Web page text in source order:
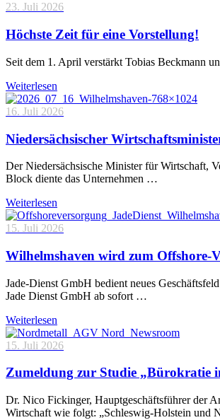
23. Juli 2026
Höchste Zeit für eine Vorstellung!
Seit dem 1. April verstärkt Tobias Beckmann
Weiterlesen
16. Juli 2026
Niedersächsischer
Der Niedersächsische Minister für Wirtschaft,
Block diente das Unternehmen …
Weiterlesen
15. Juli 2026
Wilhelmshaven wird zum Offshore-
Jade-Dienst GmbH bedient neues
Jade Dienst GmbH ab sofort …
Weiterlesen
15. Juli 2026
Zumeldung zur Studie „Bürokratie
Dr. Nico Fickinger, Hauptgeschäftsführer der
Wirtschaft wie folgt: „Schleswig-Holstein und